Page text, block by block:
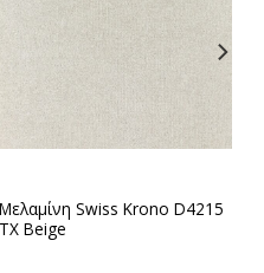
Μελαμίνη Swiss Krono D4215
TX Beige